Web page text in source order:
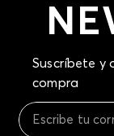
Suscríbete y
compra